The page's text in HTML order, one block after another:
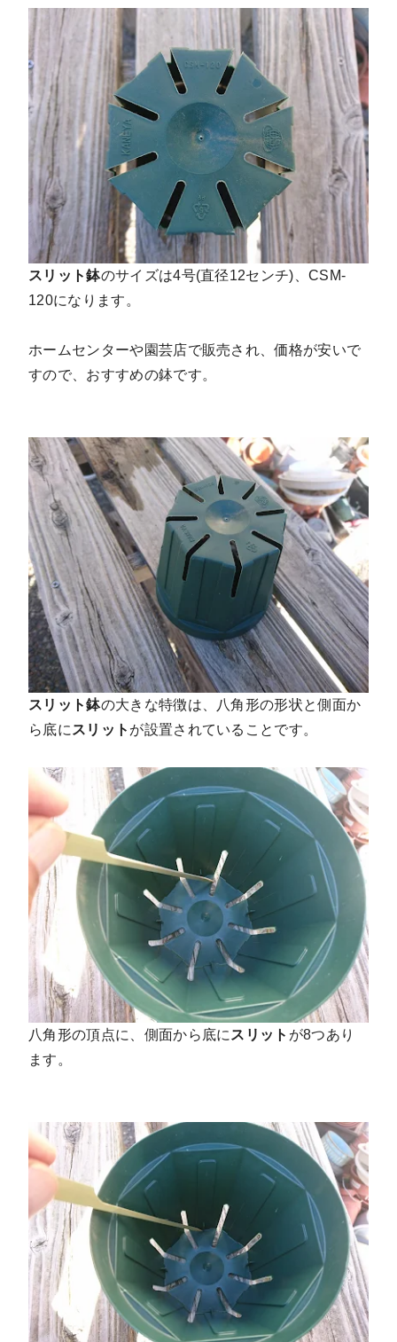
スリット鉢のサイズは4号(直径12センチ)、CSM-
120になります。
ホームセンターや園芸店で販売され、価格が安いで
すので、おすすめの鉢です。
スリット鉢の大きな特徴は、八角形の形状と側面か
ら底に スリット が設置されていることです。
八角形の頂点に、側面から底に スリット が8つあり
ます。